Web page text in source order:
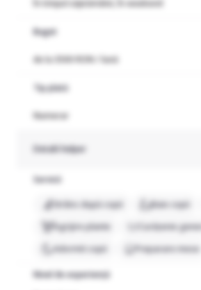
Seriozitate, blândețe, răbdare și atenție
Disponibilitate pentru a rămâne peste
săptămână sau a lucra o zi de weekend,
Salariu competitiv, stabilit în funcție de
Mediu de lucru respectuos și stabil
Data începerii: in functie de disponibilitate: 21 August
Cum aplici: Trimite CV-ul și o scurtă
[telefon email].
În timpul săptămânii, În weekend
Buget
de la 3500 RON / lună
Tip plată
Numerar
Detalii helper
Servicii
Strâns după copii Baie copii
Îngrijire plante
Curățenie
Adormit copii
Preparare mese
Nivel de experiență